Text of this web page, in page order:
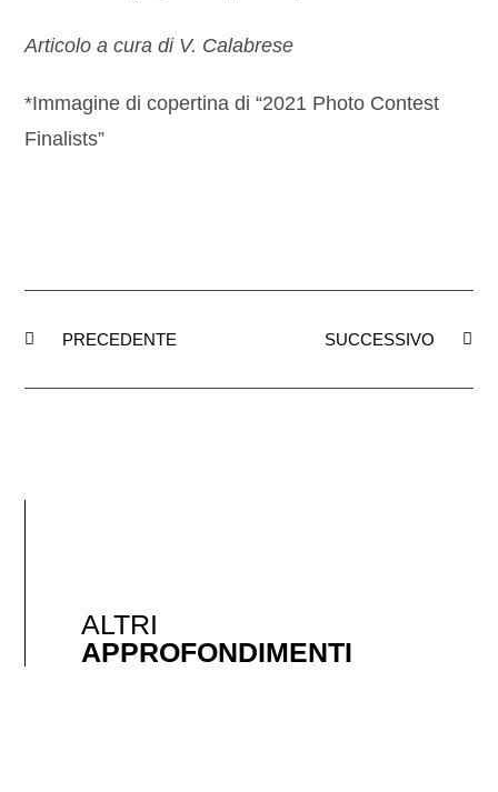
Articolo a cura di V. Calabrese
*Immagine di copertina di “2021 Photo Contest
Finalists”
PRECEDENTE SUCCESSIVO
ALTRI
APPROFONDIMENTI